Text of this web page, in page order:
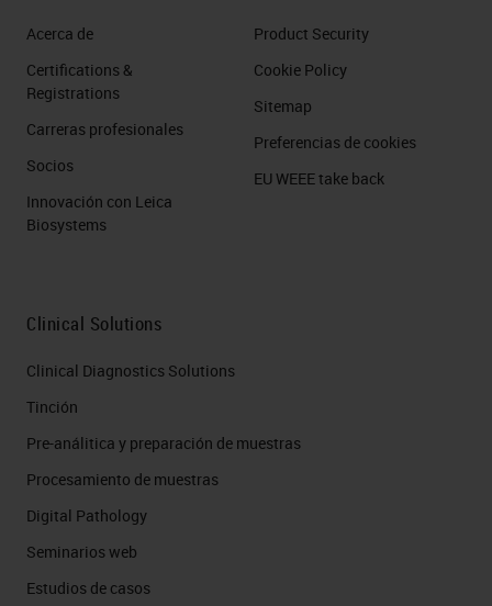
Acerca de
Certifications &
Registrations
Carreras profesionales
Socios
Innovación con Leica
Biosystems
Product Security
Cookie Policy
Sitemap
Preferencias de cookies
EU WEEE take back
Clinical Solutions
Clinical Diagnostics Solutions
Tinción
Pre-análitica y preparación de muestras
Procesamiento de muestras
Digital Pathology
Seminarios web
Estudios de casos